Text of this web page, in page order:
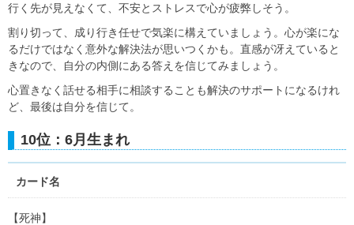
行く先が見えなくて、不安とストレスで心が疲弊しそう。
割り切って、成り行き任せで気楽に構えていましょう。心が楽にな
るだけではなく意外な解決法が思いつくかも。直感が冴えていると
きなので、自分の内側にある答えを信じてみましょう。
心置きなく話せる相手に相談することも解決のサポートになるけれ
ど、最後は自分を信じて。
10位：6月生まれ
カード名
【死神】